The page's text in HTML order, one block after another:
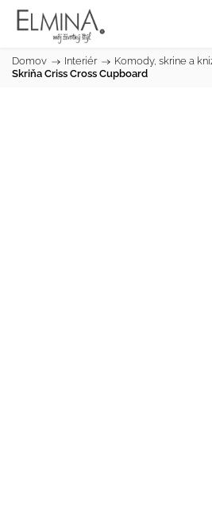
Domov / Interiér / Komody, skrine a
Skriňa Criss Cross Cupboard